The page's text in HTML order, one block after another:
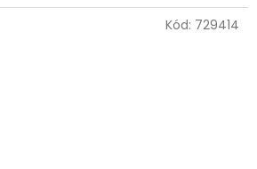
Kód: 729414